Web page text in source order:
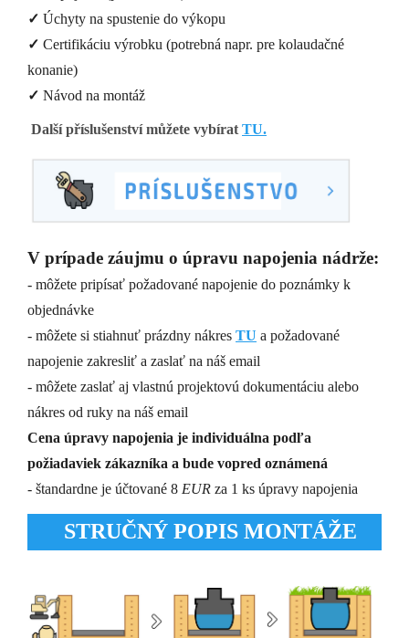
✓ Úchyty na spustenie do výkopu
✓ Certifikáciu výrobku (potrebná napr. pre kolaudačné
konanie)
✓ Návod na montáž
Další příslušenství můžete vybírat TU.
V prípade záujmu o úpravu napojenia nádrže:
- môžete pripísať požadované napojenie do poznámky k
objednávke
- môžete si stiahnuť prázdny nákres TU a požadované
napojenie zakresliť a zaslať na náš email
- môžete zaslať aj vlastnú projektovú dokumentáciu alebo
nákres od ruky na náš email
Cena úpravy napojenia je individuálna podľa
požiadaviek zákazníka a bude vopred oznámená
- štandardne je účtované 8 EUR za 1 ks úpravy napojenia
STRUČNÝ POPIS MONTÁŽE